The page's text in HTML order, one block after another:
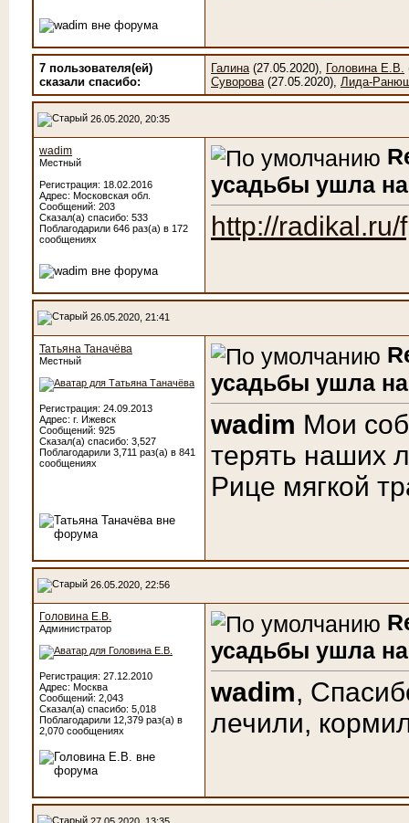
7 пользователя(ей)
сказали cпасибо:
Галина(27.05.2020), Головина Е.В.
Суворова(27.05.2020), Лида-
26.05.2020, 20:35
wadim
Местный
Регистрация: 18.02.2016
Адрес: Московская обл.
Сообщений: 203
Сказал(а) спасибо: 533
Поблагодарили 646 раз(а) в 172
сообщениях
усадьбы ушла
http://
26.05.2020, 21:41
Татьяна Таначёва
Местный
Регистрация: 24.09.2013
Адрес: г. Ижевск
Сообщений: 925
Сказал(а) спасибо: 3,527
Поблагодарили 3,711 раз(а) в 841
сообщениях
усадьбы ушла
wadim Мои
терять наших
Рице мягкой
26.05.2020, 22:56
Головина Е.В.
Администратор
Регистрация: 27.12.2010
Адрес: Москва
Сообщений: 2,043
Сказал(а) спасибо: 5,018
Поблагодарили 12,379 раз(а) в
2,070 сообщениях
усадьбы ушла
wadim,
лечили,